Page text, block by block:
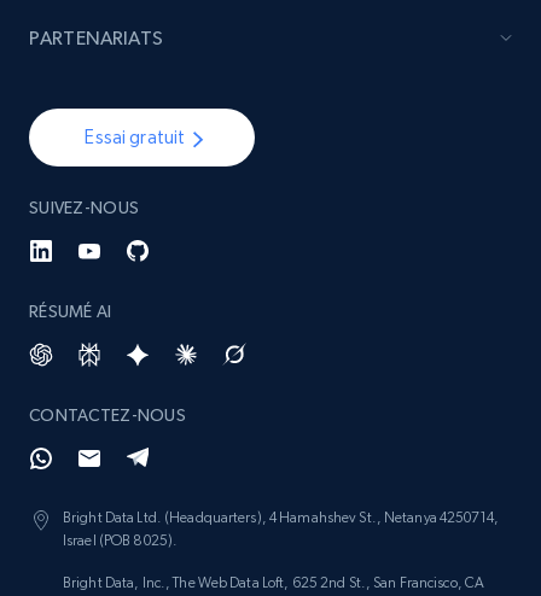
Essai gratuit
SUIVEZ-NOUS
RÉSUMÉ AI
CONTACTEZ-NOUS
Bright Data Ltd. (Headquarters), 4 Hamahshev St., Netanya 4250714,
Israel (POB 8025).
Bright Data, Inc., The Web Data Loft, 625 2nd St., San Francisco, CA
PARTENARIATS